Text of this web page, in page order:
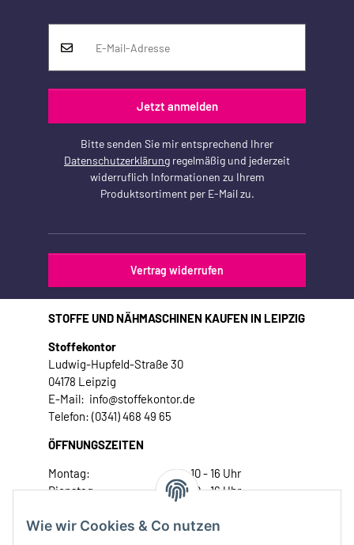
Wie wir Cookies & Co nutzen
Jetzt anmelden
Bitte senden Sie mir entsprechend Ihrer
Datenschutzerklärung regelmäßig und jederzeit
widerruflich Informationen zu Ihrem
Produktsortiment per E-Mail zu.
Vertrag widerrufen
STOFFE UND NÄHMASCHINEN KAUFEN IN LEIPZIG
Stoffekontor
Ludwig-Hupfeld-Straße 30
04178 Leipzig
E-Mail: info@stoffekontor.de
Telefon: (0341) 468 49 65
ÖFFNUNGSZEITEN
Montag:
10 - 16 Uhr
Dienstag:
10 - 16 Uhr
Donnerstag:
10 - 18 Uhr